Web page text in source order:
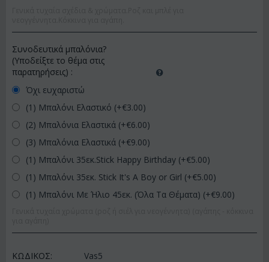
Συνοδευτικά μπαλόνια?
(Υποδείξτε το θέμα στις
παρατηρήσεις) :
Όχι ευχαριστώ
(1) Μπαλόνι Ελαστικό (+€3.00)
(2) Μπαλόνια Ελαστικά (+€6.00)
(3) Μπαλόνια Ελαστικά (+€9.00)
(1) Μπαλόνι 35εκ.Stick Happy Birthday (+€5.00)
(1) Μπαλόνι 35εκ. Stick It's A Boy or Girl (+€5.00)
(1) Μπαλόνι Με Ήλιο 45εκ. (Όλα Τα Θέματα) (+€9.00)
ΚΩΔΙΚΟΣ:
Vas5